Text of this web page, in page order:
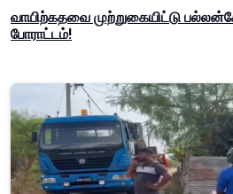
வாயிற்கதவை முற்றுகையிட்டு
போராட்டம்!